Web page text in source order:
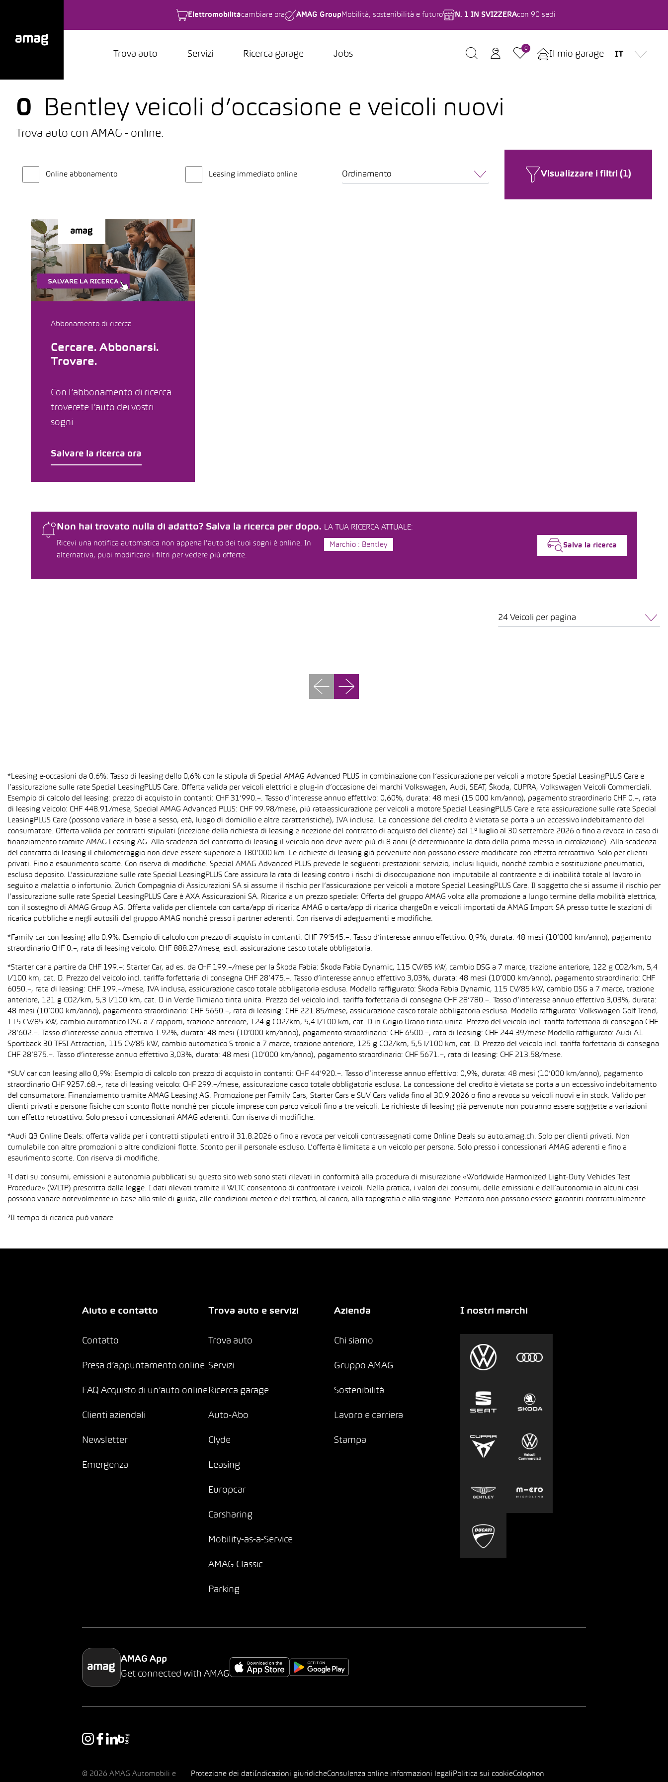
Elettromobilitàcambiare ora AMAG Group Mobilità, sostenibilità e futuro N. 1 IN SVIZZERAcon 90 sedi
Trova auto Servizi Ricerca garage Jobs
0
Il mio garage IT
0 Bentley veicoli d’occasione e veicoli nuovi
Trova auto con AMAG - online.
Online abbonamento Leasing immediato online Ordinamento Visualizzare i filtri (1)
Non hai trovato nulla di adatto? Salva la ricerca per dopo.
Ricevi una notifica automatica non appena l'auto dei tuoi sogni è online. In
alternativa, puoi modificare i filtri per vedere più offerte.
LA TUA RICERCA ATTUALE:
Marchio : Bentley Salva la ricerca
Abbonamento di ricerca
Cercare. Abbonarsi.
Trovare.
Con l’abbonamento di ricerca
troverete l’auto dei vostri
sogni
Salvare la ricerca ora
24 Veicoli per pagina
*Leasing e-occasioni da 0.6%: Tasso di leasing dello 0,6% con la stipula di Special AMAG Advanced PLUS in combinazione con l’assicurazione per veicoli a motore Special LeasingPLUS Care e
l’assicurazione sulle rate Special LeasingPLUS Care. Offerta valida per veicoli elettrici e plug-in d’occasione dei marchi Volkswagen, Audi, SEAT, Škoda, CUPRA, Volkswagen Veicoli Commerciali.
Esempio di calcolo del leasing: prezzo di acquisto in contanti: CHF 31’990.–. Tasso d’interesse annuo effettivo: 0,60%, durata: 48 mesi (15 000 km/anno), pagamento straordinario CHF 0.–, rata
di leasing veicolo: CHF 448.91/mese, Special AMAG Advanced PLUS: CHF 99.98/mese, più rata assicurazione per veicoli a motore Special LeasingPLUS Care e rata assicurazione sulle rate Special
LeasingPLUS Care (possono variare in base a sesso, età, luogo di domicilio e altre caratteristiche), IVA inclusa. La concessione del credito è vietata se porta a un eccessivo indebitamento del
consumatore. Offerta valida per contratti stipulati (ricezione della richiesta di leasing e ricezione del contratto di acquisto del cliente) dal 1° luglio al 30 settembre 2026 o fino a revoca in caso di
finanziamento tramite AMAG Leasing AG. Alla scadenza del contratto di leasing il veicolo non deve avere più di 8 anni (è determinante la data della prima messa in circolazione). Alla scadenza
del contratto di leasing il chilometraggio non deve essere superiore a 180’000 km. Le richieste di leasing già pervenute non possono essere modificate con effetto retroattivo. Solo per clienti
privati. Fino a esaurimento scorte. Con riserva di modifiche. Special AMAG Advanced PLUS prevede le seguenti prestazioni: servizio, inclusi liquidi, nonché cambio e sostituzione pneumatici,
escluso deposito. L’assicurazione sulle rate Special LeasingPLUS Care assicura la rata di leasing contro i rischi di disoccupazione non imputabile al contraente e di inabilità totale al lavoro in
seguito a malattia o infortunio. Zurich Compagnia di Assicurazioni SA si assume il rischio per l’assicurazione per veicoli a motore Special LeasingPLUS Care. Il soggetto che si assume il rischio per
l’assicurazione sulle rate Special LeasingPLUS Care è AXA Assicurazioni SA. Ricarica a un prezzo speciale: Offerta del gruppo AMAG volta alla promozione a lungo termine della mobilità elettrica,
con il sostegno di AMAG Group AG. Offerta valida per clientela con carta/app di ricarica AMAG o carta/app di ricarica chargeOn e veicoli importati da AMAG Import SA presso tutte le stazioni di
ricarica pubbliche e negli autosili del gruppo AMAG nonché presso i partner aderenti. Con riserva di adeguamenti e modifiche.
*Family car con leasing allo 0.9%: Esempio di calcolo con prezzo di acquisto in contanti: CHF 79’545.–. Tasso d’interesse annuo effettivo: 0,9%, durata: 48 mesi (10’000 km/anno), pagamento
straordinario CHF 0.–, rata di leasing veicolo: CHF 888.27/mese, escl. assicurazione casco totale obbligatoria.
*Starter car a partire da CHF 199.–: Starter Car, ad es. da CHF 199.–/mese per la Škoda Fabia: Škoda Fabia Dynamic, 115 CV/85 kW, cambio DSG a 7 marce, trazione anteriore, 122 g CO2/km, 5,4
l/100 km, cat. D. Prezzo del veicolo incl. tariffa forfettaria di consegna CHF 28’475.–. Tasso d’interesse annuo effettivo 3,03%, durata: 48 mesi (10’000 km/anno), pagamento straordinario: CHF
6050.–, rata di leasing: CHF 199.–/mese, IVA inclusa, assicurazione casco totale obbligatoria esclusa. Modello raffigurato: Škoda Fabia Dynamic, 115 CV/85 kW, cambio DSG a 7 marce, trazione
anteriore, 121 g CO2/km, 5,3 l/100 km, cat. D in Verde Timiano tinta unita. Prezzo del veicolo incl. tariffa forfettaria di consegna CHF 28’780.–. Tasso d’interesse annuo effettivo 3,03%, durata:
48 mesi (10’000 km/anno), pagamento straordinario: CHF 5650.–, rata di leasing: CHF 221.85/mese, assicurazione casco totale obbligatoria esclusa. Modello raffigurato: Volkswagen Golf Trend,
115 CV/85 kW, cambio automatico DSG a 7 rapporti, trazione anteriore, 124 g CO2/km, 5,4 l/100 km, cat. D in Grigio Urano tinta unita. Prezzo del veicolo incl. tariffa forfettaria di consegna CHF
28’602.–. Tasso d’interesse annuo effettivo 1.92%, durata: 48 mesi (10’000 km/anno), pagamento straordinario: CHF 6500.–, rata di leasing: CHF 244.39/mese Modello raffigurato: Audi A1
Sportback 30 TFSI Attraction, 115 CV/85 kW, cambio automatico S tronic a 7 marce, trazione anteriore, 125 g CO2/km, 5,5 l/100 km, cat. D. Prezzo del veicolo incl. tariffa forfettaria di consegna
CHF 28’875.–. Tasso d’interesse annuo effettivo 3,03%, durata: 48 mesi (10’000 km/anno), pagamento straordinario: CHF 5671.–, rata di leasing: CHF 213.58/mese.
*SUV car con leasing allo 0,9%: Esempio di calcolo con prezzo di acquisto in contanti: CHF 44’920.–. Tasso d’interesse annuo effettivo: 0,9%, durata: 48 mesi (10’000 km/anno), pagamento
straordinario CHF 9257.68.–, rata di leasing veicolo: CHF 299.–/mese, assicurazione casco totale obbligatoria esclusa. La concessione del credito è vietata se porta a un eccessivo indebitamento
del consumatore. Finanziamento tramite AMAG Leasing AG. Promozione per Family Cars, Starter Cars e SUV Cars valida fino al 30.9.2026 o fino a revoca su veicoli nuovi e in stock. Valido per
clienti privati e persone fisiche con sconto flotte nonché per piccole imprese con parco veicoli fino a tre veicoli. Le richieste di leasing già pervenute non potranno essere soggette a variazioni
con effetto retroattivo. Solo presso i concessionari AMAG aderenti. Con riserva di modifiche.
*Audi Q3 Online Deals: offerta valida per i contratti stipulati entro il 31.8.2026 o fino a revoca per veicoli contrassegnati come Online Deals su auto.amag.ch. Solo per clienti privati. Non
cumulabile con altre promozioni o altre condizioni flotte. Sconto per il personale escluso. L’offerta è limitata a un veicolo per persona. Solo presso i concessionari AMAG aderenti e fino a
esaurimento scorte. Con riserva di modifiche.
¹I dati su consumi, emissioni e autonomia pubblicati su questo sito web sono stati rilevati in conformità alla procedura di misurazione «Worldwide Harmonized Light-Duty Vehicles Test
Procedure» (WLTP) prescritta dalla legge. I dati rilevati tramite il WLTC consentono di confrontare i veicoli. Nella pratica, i valori dei consumi, delle emissioni e dell’autonomia in alcuni casi
possono variare notevolmente in base allo stile di guida, alle condizioni meteo e del traffico, al carico, alla topografia e alla stagione. Pertanto non possono essere garantiti contrattualmente.
²Il tempo di ricarica può variare
Aiuto e contatto
Contatto
Presa d’appuntamento online
FAQ Acquisto di un’auto online
Clienti aziendali
Newsletter
Emergenza
Trova auto e servizi
Trova auto
Servizi
Ricerca garage
Auto-Abo
Clyde
Leasing
Europcar
Carsharing
Mobility-as-a-Service
AMAG Classic
Parking
Azienda
Chi siamo
Gruppo AMAG
Sostenibilità
Lavoro e carriera
Stampa
I nostri marchi
AMAG App
Get connected with AMAG
© 2026 AMAG Automobili e Protezione dei datiIndicazioni giuridicheConsulenza online informazioni legali Politica sui cookieColophon